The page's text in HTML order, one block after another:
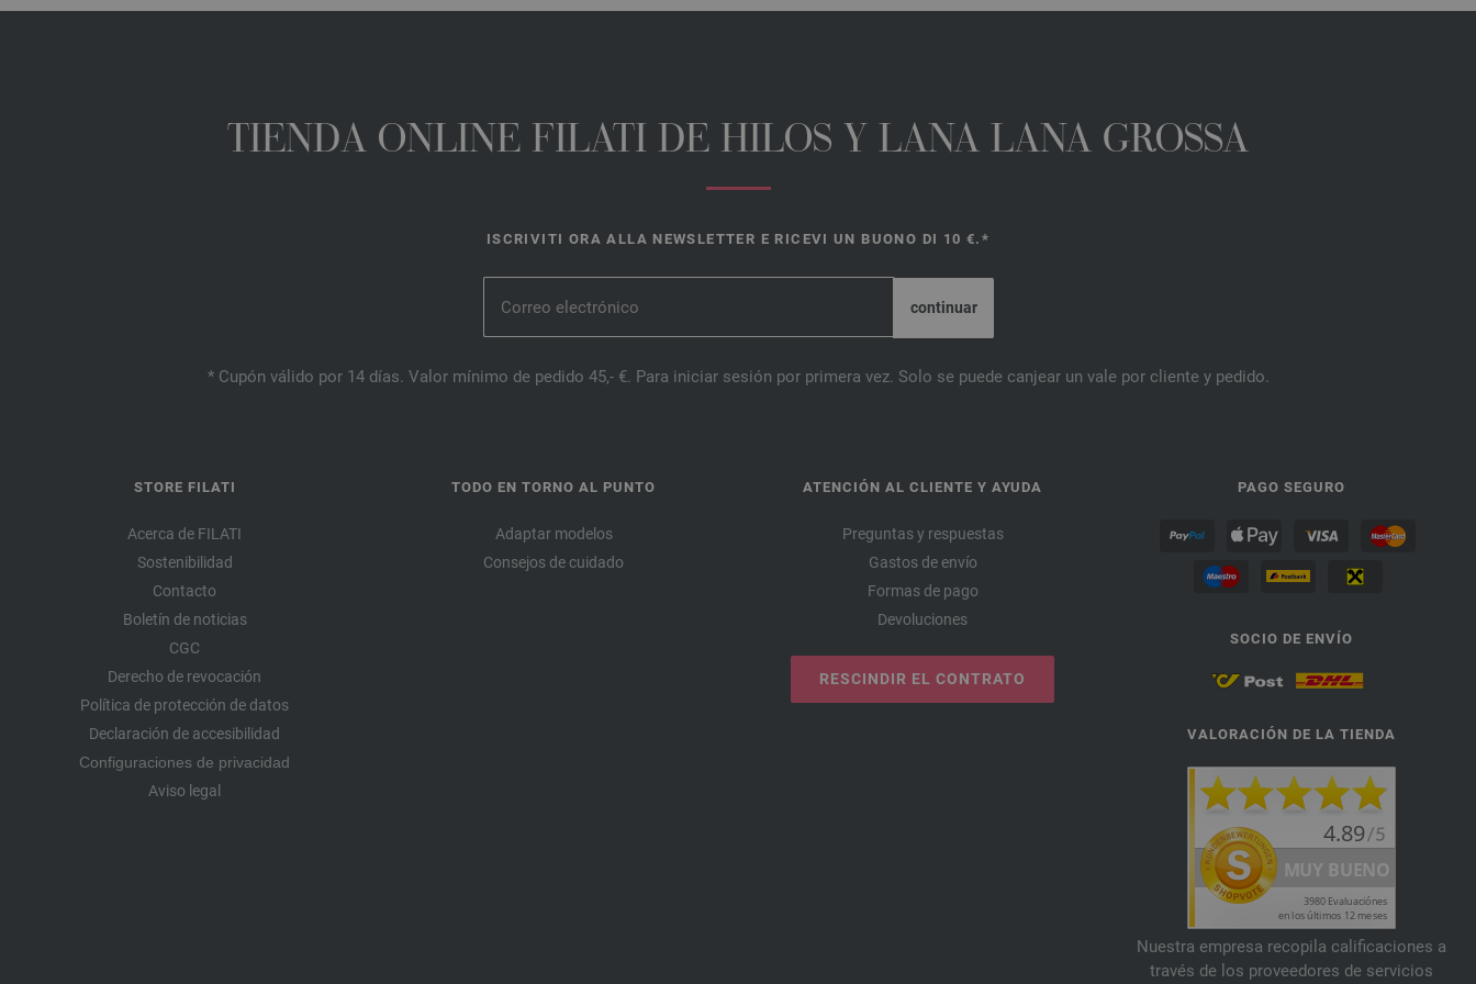
TIENDA ONLINE FILATI DE HILOS Y LANA LANA GROSSA
ISCRIVITI ORA ALLA NEWSLETTER E RICEVI UN BUONO DI 10 €.*
* Cupón válido por 14 días. Valor mínimo de pedido 45,- €. Para iniciar sesión por primera vez. Solo se puede canjear un vale por cliente y pedido.
STORE FILATI
Acerca de FILATI
Sostenibilidad
Contacto
Boletín de noticias
CGC
Derecho de revocación
Política de protección de datos
Declaración de accesibilidad
Configuraciones de privacidad
Aviso legal
TODO EN TORNO AL PUNTO
Adaptar modelos
Consejos de cuidado
ATENCIÓN AL CLIENTE Y AYUDA
Preguntas y respuestas
Gastos de envío
Formas de pago
Devoluciones
RESCINDIR EL CONTRATO
PAGO SEGURO
SOCIO DE ENVÍO
VALORACIÓN DE LA TIENDA
Nuestra empresa recopila calificaciones a
través de los proveedores de servicios